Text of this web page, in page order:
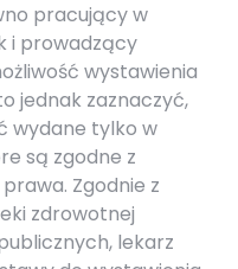
pracujący w
i prowadzący
wystawienia
jednak zaznaczyć,
wydane tylko w
są zgodne z
Zgodnie z
zdrowotnej
lekarz